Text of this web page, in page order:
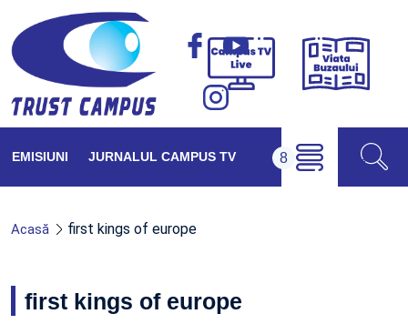
Campus
Viața
EMISIUNI JURNALUL CAMPUS TV
Acasă first kings of europe
first kings of europe